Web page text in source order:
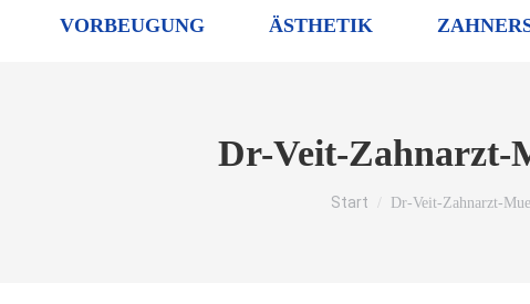
VORBEUGUNG ÄSTHETIK
Dr-Veit-Zahnarzt-
Sie befinden sich
Start Dr-Veit-Zahnarzt-